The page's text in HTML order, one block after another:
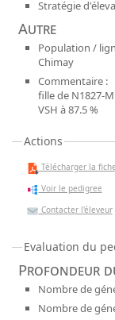
Stratégie
Autre
Population /
Chimay
Commentaire :
fille de N1827-
VSH à 87.5 %
Actions
Télécharger la
Voir le pedigree
Contacter l'éleveur
Evaluation du
Profondeur
Nombre de
Nombre de